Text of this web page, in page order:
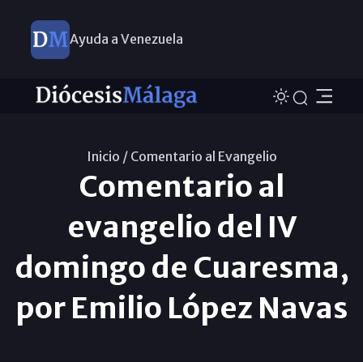
Ayuda a Venezuela
Inicio / Comentario al Evangelio
Comentario al
evangelio del IV
domingo de Cuaresma,
por Emilio López Navas